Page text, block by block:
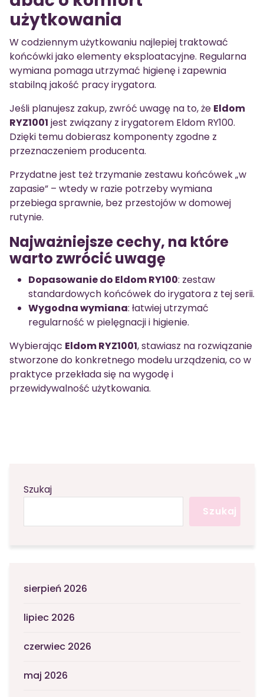
użytkowania
W codziennym użytkowaniu najlepiej traktować
końcówki jako elementy eksploatacyjne. Regularna
wymiana pomaga utrzymać higienę i zapewnia
stabilną jakość pracy irygatora.
Jeśli planujesz zakup, zwróć uwagę na to, że Eldom
RYZ1001 jest związany z irygatorem Eldom RY100.
Dzięki temu dobierasz komponenty zgodne z
przeznaczeniem producenta.
Przydatne jest też trzymanie zestawu końcówek „w
zapasie” – wtedy w razie potrzeby wymiana
przebiega sprawnie, bez przestojów w domowej
rutynie.
Najważniejsze cechy, na które
warto zwrócić uwagę
Dopasowanie do Eldom RY100: zestaw
standardowych końcówek do irygatora z tej serii.
Wygodna wymiana: łatwiej utrzymać
regularność w pielęgnacji i higienie.
Wybierając Eldom RYZ1001, stawiasz na rozwiązanie
stworzone do konkretnego modelu urządzenia, co w
praktyce przekłada się na wygodę i
przewidywalność użytkowania.
Szukaj
Szukaj
sierpień 2026
lipiec 2026
czerwiec 2026
maj 2026